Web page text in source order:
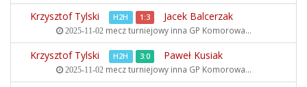
Krzysztof Tylski H2H 1:3 Jacek Balcerzak
2025-11-02mecz turniejowy inna GP Komorowa...
Krzysztof Tylski H2H 3:0 Paweł Kusiak
2025-11-02mecz turniejowy inna GP Komorowa...